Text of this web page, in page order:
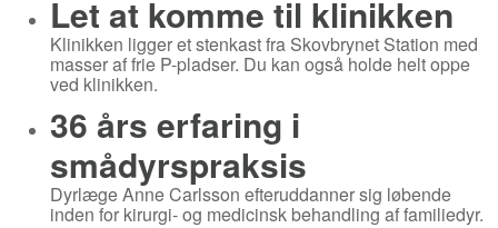
Let at komme til klinikken
Klinikken ligger et stenkast fra Skovbrynet Station med
masser af frie P-pladser. Du kan også holde helt oppe
ved klinikken.
36 års erfaring i
smådyrspraksis
Dyrlæge Anne Carlsson efteruddanner sig løbende
inden for kirurgi- og medicinsk behandling af familiedyr.